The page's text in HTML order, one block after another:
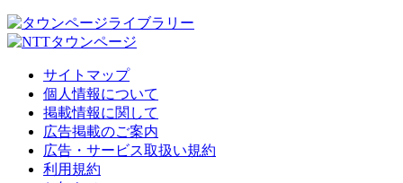
サイトマップ
個人情報について
掲載情報に関して
広告掲載のご案内
広告・サービス取扱い規約
利用規約